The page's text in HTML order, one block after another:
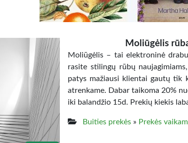
Moliūgėlis
Moliūgėlis – tai elektroninė
rasite stilingų rūbų
patys mažiausi klientai gautų tik
atrenkame. Dabar taikoma 20%
iki balandžio 15d. Prekių kiekis
Buities prekės» Prekės